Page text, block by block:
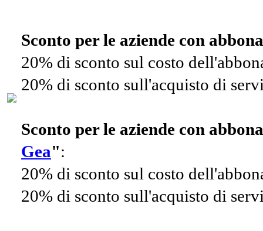
Sconto per le aziende con
20% di sconto sul costo
20% di sconto sull'acquisto di
Sconto per le aziende con
Gea":
20% di sconto sul costo
20% di sconto sull'acquisto di